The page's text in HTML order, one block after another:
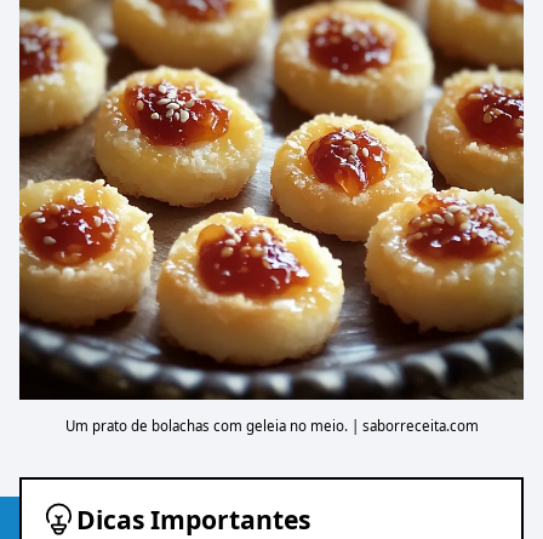
Um prato de bolachas com geleia no meio. | saborreceita.com
Dicas Importantes